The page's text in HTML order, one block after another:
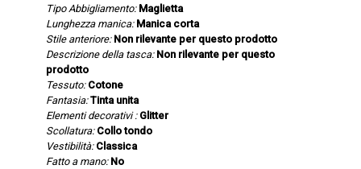
Tipo Abbigliamento: Maglietta
Lunghezza manica: Manica corta
Stile anteriore: Non rilevante per questo prodotto
Descrizione della tasca: Non rilevante per questo
prodotto
Tessuto: Cotone
Fantasia: Tinta unita
Elementi decorativi : Glitter
Scollatura: Collo tondo
Vestibilità: Classica
Fatto a mano: No